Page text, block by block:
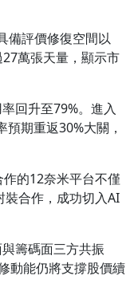
備評價修復空間以
萬張天量，顯示市
回升至79%。進入
期重返30%大關，
的12奈米平台不僅
裝合作，成功切入AI
籌碼面三方共振
動能仍將支撐股價續